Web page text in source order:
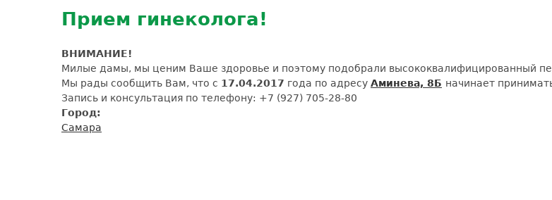
Выезд на дом
Расшифровка анализов
Усиление профилактических мер для
Налоговый вычет
to
top
Прием гинеколога!
ВНИМАНИЕ!
Милые дамы, мы ценим Ваше здоровье и поэтому подобрали высококвалифицированный
Мы рады сообщить Вам, что с 17.04.2017 года по адресу Аминева, 8Б начинает
Запись и консультация по телефону: +7 (927) 705-28-80
Город:
Самара